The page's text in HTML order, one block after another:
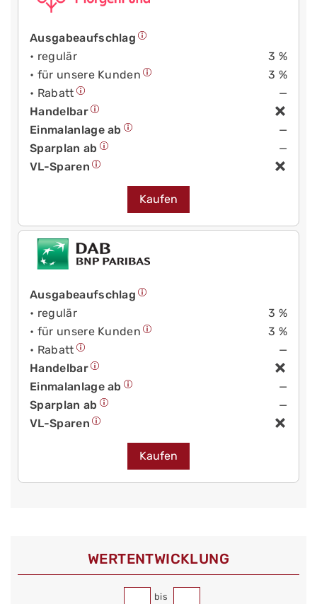
Ausgabeaufschlag
• regulär
3 %
• für unsere Kunden
3 %
• Rabatt
—
Handelbar
Einmalanlage ab
—
Sparplan ab
—
VL-Sparen
Kaufen
Ausgabeaufschlag
• regulär
3 %
• für unsere Kunden
3 %
• Rabatt
—
Handelbar
Einmalanlage ab
—
Sparplan ab
—
VL-Sparen
Kaufen
WERT­ENTWICKLUNG
bis